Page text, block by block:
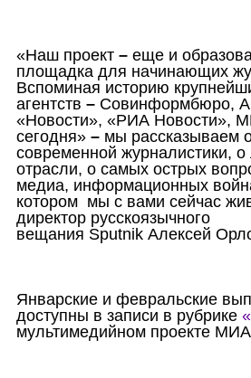
«Наш проект – еще и
площадка для начинающих
Вспоминая историю
агентств – Совинформбюро,
«Новости», «РИА Новости»,
сегодня» – мы рассказываем
современной журналистики,
отрасли, о самых острых
медиа, информационных
котором мы с вами сейчас
директор русскоязычного
вещания Sputnik Алексей
Январские и февральские
доступны в записи в рубрике
мультимедийном проекте